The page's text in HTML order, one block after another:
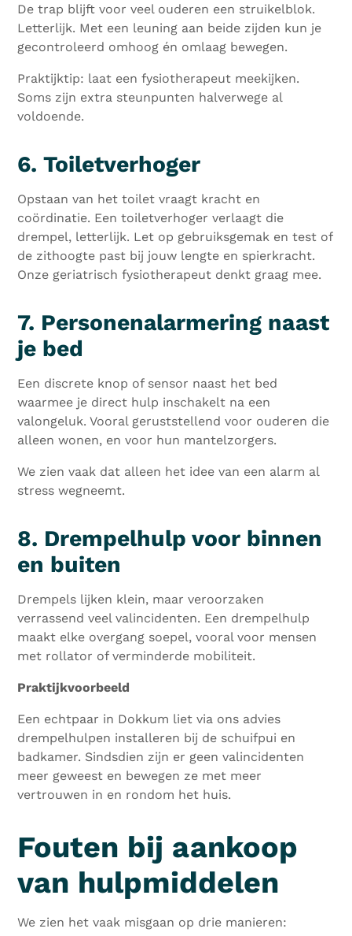
De trap blijft voor veel ouderen een struikelblok.
Letterlijk. Met een leuning aan beide zijden kun je
gecontroleerd omhoog én omlaag bewegen.
Praktijktip: laat een fysiotherapeut meekijken.
Soms zijn extra steunpunten halverwege al
voldoende.
6. Toiletverhoger
Opstaan van het toilet vraagt kracht en
coördinatie. Een toiletverhoger verlaagt die
drempel, letterlijk. Let op gebruiksgemak en test of
de zithoogte past bij jouw lengte en spierkracht.
Onze geriatrisch fysiotherapeut denkt graag mee.
7. Personenalarmering naast
je bed
Een discrete knop of sensor naast het bed
waarmee je direct hulp inschakelt na een
valongeluk. Vooral geruststellend voor ouderen die
alleen wonen, en voor hun mantelzorgers.
We zien vaak dat alleen het idee van een alarm al
stress wegneemt.
8. Drempelhulp voor binnen
en buiten
Drempels lijken klein, maar veroorzaken
verrassend veel valincidenten. Een drempelhulp
maakt elke overgang soepel, vooral voor mensen
met rollator of verminderde mobiliteit.
Praktijkvoorbeeld
Een echtpaar in Dokkum liet via ons advies
drempelhulpen installeren bij de schuifpui en
badkamer. Sindsdien zijn er geen valincidenten
meer geweest en bewegen ze met meer
vertrouwen in en rondom het huis.
Fouten bij aankoop
van hulpmiddelen
We zien het vaak misgaan op drie manieren: